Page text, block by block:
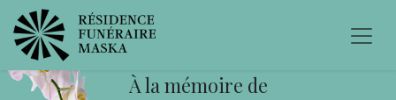
À la mémoire de